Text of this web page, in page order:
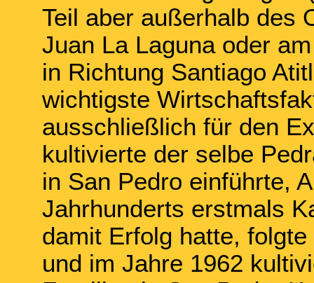
Teil aber außerhalb des
Juan La Laguna oder
in Richtung Santiago
wichtigste
ausschließlich für den
kultivierte der selbe
in San Pedro einführte,
Jahrhunderts erstmals
damit Erfolg hatte,
und im Jahre 1962